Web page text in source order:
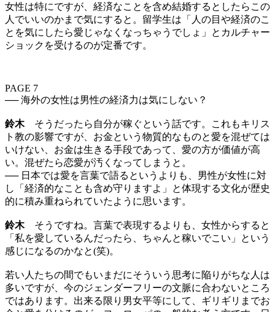
女性は特にですが、経済なことを含め結婚するとしたらこの
人でいいのかまで気にすると。留学生は「人の目や経済のこ
とを気にしたら愛じゃなくなっちゃうでしょ」とカルチャー
ショックを受けるのが定番です。
PAGE 7
── 海外の女性は男性の経済力は気にしない？
鈴木そうだったら自分が稼ぐという話です。これもキリス
ト教の影響ですが、お金という物質的なものと愛を混ぜては
いけない、お金は生きる手段であって、愛の方が価値が高
い。混ぜたら恋愛が汚くなってしまうと。
── 日本では愛を言葉で語るというよりも、男性が女性に対
し「経済的なことも含め守りますよ」と体現する文化が歴史
的に積み重ねられていたように思います。
鈴木そうですね。言葉で表現するよりも、女性からすると
「私を愛しているんだったら、ちゃんと稼いでこい」という
感じになるのかなと(笑)。
若い人たちの間でもいまだにそういう思考に陥りがちな人は
多いですが、今のジェンダーフリーの文脈に合わないところ
ではあります。出来る限り男女平等にして、ギリギリまでお